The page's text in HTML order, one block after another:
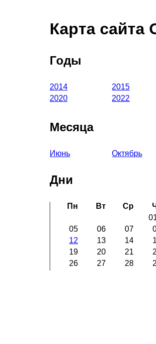
Карта сайта
Годы
2014 2015
2020
2022
Месяца
Июнь Октябрь
Дни
Пн Вт Ср
05
06 07
12
13 14
19
20 21
26
27 28